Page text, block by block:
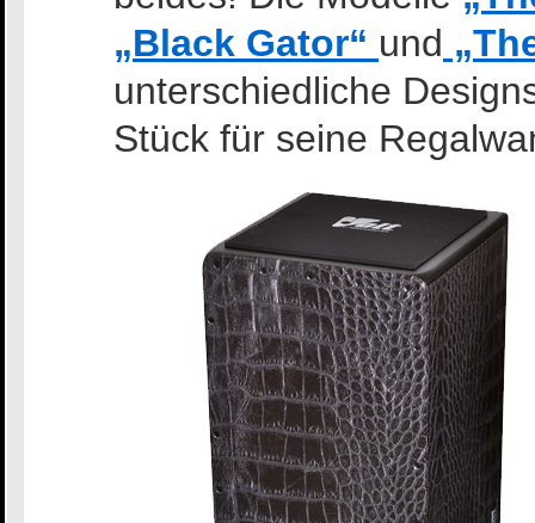
„Black Gator“ und
unterschiedliche
Stück für seine